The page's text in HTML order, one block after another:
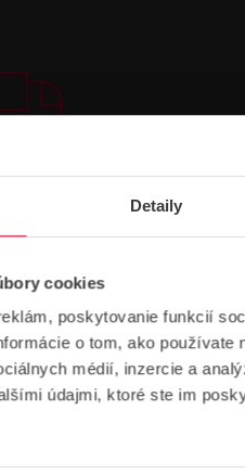
Detaily
cookies
poskytovanie funkcií
o tom, ako používate
médií, inzercie a
údajmi, ktoré ste im
300 € bez DPH